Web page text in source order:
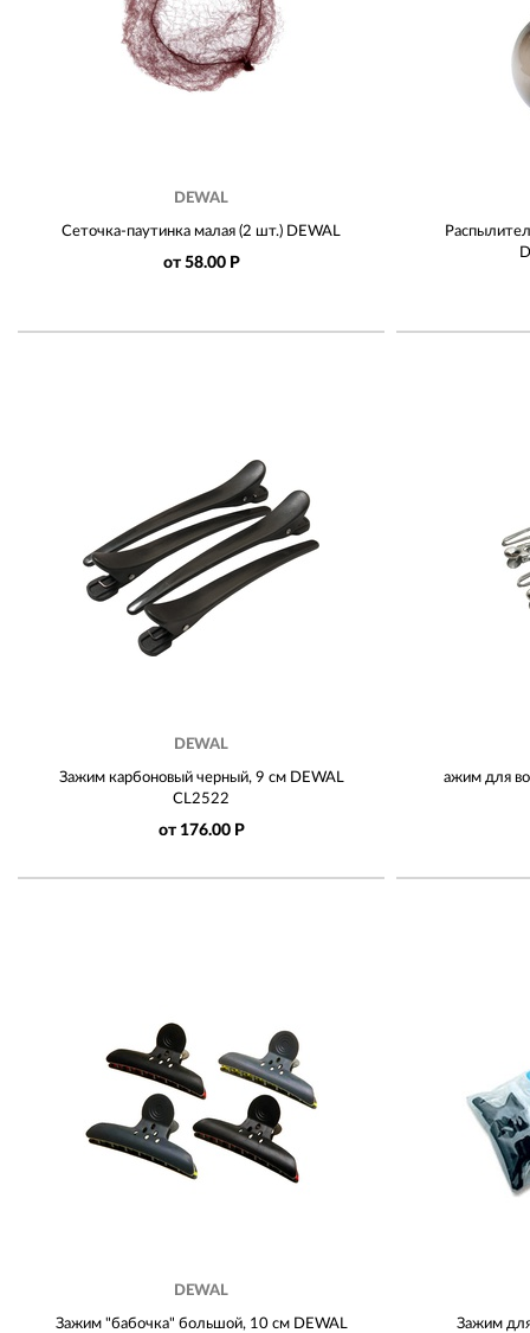
DEWAL
Сеточка-паутинка малая (2 шт.) DEWAL
от 58.00 Р
DEWAL
Зажим карбоновый черный, 9 см DEWAL
CL2522
от 176.00 Р
ажим для
DEWAL
Зажим "бабочка" большой, 10 см DEWAL Зажим